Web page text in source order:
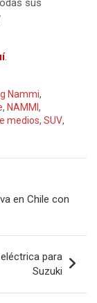
sus
.
Nammi,
, NAMMI ,
medios, SUV,
en Chile con
para
Suzuki